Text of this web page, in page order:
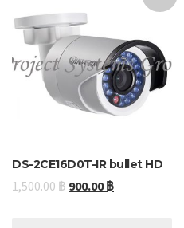
DS-2CE16D0T-IR bullet HD
1,500.00฿ 900.00฿